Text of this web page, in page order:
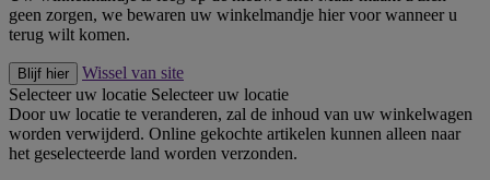
geen zorgen, we bewaren uw winkelmandje hier voor wanneer u
terug wilt komen.
Blijf hier
Wissel van site
Selecteer uw locatie Selecteer uw locatie
Door uw locatie te veranderen, zal de inhoud van uw winkelwagen
worden verwijderd. Online gekochte artikelen kunnen alleen naar
het geselecteerde land worden verzonden.